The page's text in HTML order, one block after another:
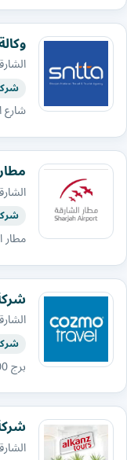
شارع السور - البرج 400 -
مطار
برج 400 - السور - إمارة الشارقةّ